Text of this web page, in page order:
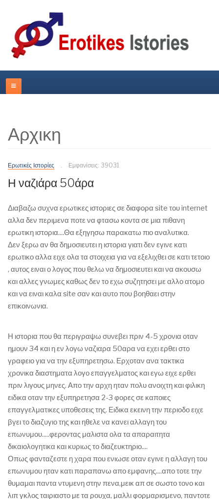
Αρχικη
Ερωτικές Ιστορίες Εμφανίσεις: 39031
Η ναζιάρα 50άρα
Διαβαζω συχνα ερωτικες ιστοριες σε διαφορα site του internet
αλλα δεν περιμενα ποτε να φτασω κοντα σε μια πιθανη
ερωτικη ιστορια....Θα εξηγησω παρακατω πιο αναλυτικα.
Δεν ξερω αν θα δημοσιευτει η ιστορια γιατι δεν εγινε κατι
ερωτικο αλλα ειχε ολα τα στοιχεια για να εξελιχθει σε κατι τετοιο
, αυτος ειναι ο λογος που θελω να δημοσιευτει και να ακουσω
και αλλες γνωμες καθως δεν το εχω συζητησει με αλλο ατομο
και να ειναι καλα site σαν και αυτο που βοηθαει στην
επικοινωνια.
Η ιστορια που θα περιγραψω συνεβει πριν 4-5 χρονια οταν
ημουν 34 και η εν λογω ναζιαρα 50αρα να εχει ερθει στο
γραφειο για να την εξυπηρετησω. Ερχοταν ανα τακτικα
χρονικα διαστηματα λογο επαγγελματος και εγω ειχε ερθει
πριν λιγους μηνες. Απο την αρχη ηταν πολυ ανοιχτη και φιλικη
ειδικα οταν την εξυπηρετησα 2-3 φορες σε καποιες
επαγγελματικες υποθεσεις της. Ειδικα εκεινη την περιοδο ειχε
βγει το διαζυγιο της και ηθελε να κανει αλλαγη του
επωνυμου.....φεροντας μαλιστα ολα τα απαραιτητα
δικαιολογητικα και κυριως το διαζευκτηριο....
Οπως φανταζεστε η χαρα που ενιωσε οταν εγινε η αλλαγη του
επωνυμου ηταν κατι παραπανω απο εμφανης....απο τοτε την
θυμαμαι παντα ντυμενη στην πενα,μεικ απ σε σωστο τονο και
λιπ γκλος ταιριαστο με τα ρουχα, μαλλι φορμαρισμενο, παντοτε